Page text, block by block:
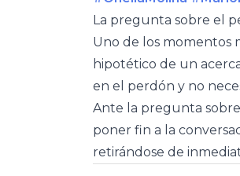
La pregunta sobre el
Uno de los momentos
hipotético de un
en el perdón y no
Ante la pregunta
poner fin a la
retirándose de